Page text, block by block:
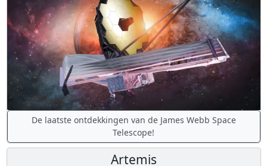
De laatste ontdekkingen van de James Webb Space
Telescope!
Artemis